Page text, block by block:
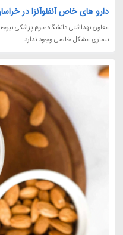
دارو های خاص آنفلوآنزا در
معاون بهداشتی دانشگاه علوم پزشکی
بیماری مشکل خاصی وجود ندارد.